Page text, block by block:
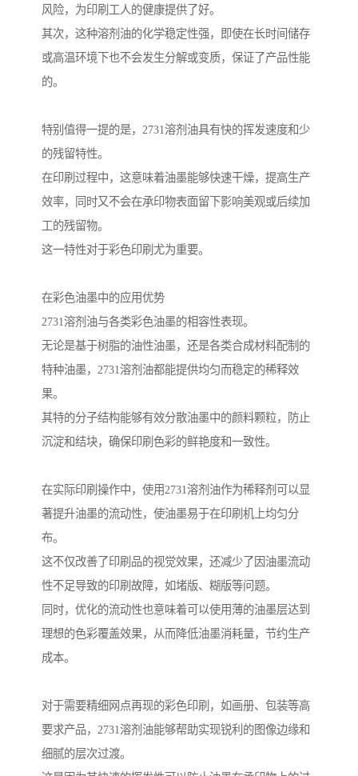
风险，为印刷工人的健康提供了好。
其次，这种溶剂油的化学稳定性强，即使在长时间储存
或高温环境下也不会发生分解或变质，保证了产品性能
的。
特别值得一提的是，2731溶剂油具有快的挥发速度和少
的残留特性。
在印刷过程中，这意味着油墨能够快速干燥，提高生产
效率，同时又不会在承印物表面留下影响美观或后续加
工的残留物。
这一特性对于彩色印刷尤为重要。
在彩色油墨中的应用优势
2731溶剂油与各类彩色油墨的相容性表现。
无论是基于树脂的油性油墨，还是各类合成材料配制的
特种油墨，2731溶剂油都能提供均匀而稳定的稀释效
果。
其特的分子结构能够有效分散油墨中的颜料颗粒，防止
沉淀和结块，确保印刷色彩的鲜艳度和一致性。
在实际印刷操作中，使用2731溶剂油作为稀释剂可以显
著提升油墨的流动性，使油墨易于在印刷机上均匀分
布。
这不仅改善了印刷品的视觉效果，还减少了因油墨流动
性不足导致的印刷故障，如堵版、糊版等问题。
同时，优化的流动性也意味着可以使用薄的油墨层达到
理想的色彩覆盖效果，从而降低油墨消耗量，节约生产
成本。
对于需要精细网点再现的彩色印刷，如画册、包装等高
要求产品，2731溶剂油能够帮助实现锐利的图像边缘和
细腻的层次过渡。